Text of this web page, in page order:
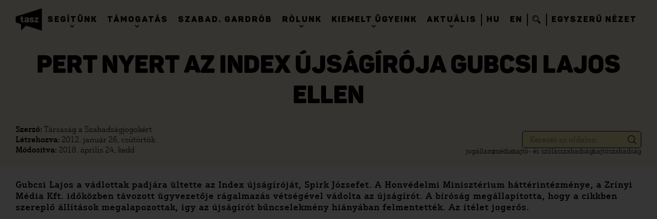
SEGÍTÜNK TÁMOGATÁS SZABAD. GARDRÓB RÓLUNK KIEMELT ÜGYEINK AKTUÁLIS HU EN EGYSZERŰ NÉZET
PERT NYERT AZ INDEX ÚJSÁGÍRÓJA GUBCSI LAJOS
ELLEN
Szerző: Társaság a Szabadságjogokért
Létrehozva: 2012. január 26, csütörtök
Módosítva: 2018. április 24, kedd jogállammédiasajtó- és szólásszabadságsajtószabadság
Gubcsi Lajos a vádlottak padjára ültette az Index újságíróját, Spirk Józsefet. A Honvédelmi Minisztérium háttérintézménye, a Zrínyi
Média Kft. időközben távozott ügyvezetője rágalmazás vétségével vádolta az újságírót. A bíróság megállapította, hogy a cikkben
szereplő állítások megalapozottak, így az újságírót bűncselekmény hiányában felmentették. Az ítélet jogerős.